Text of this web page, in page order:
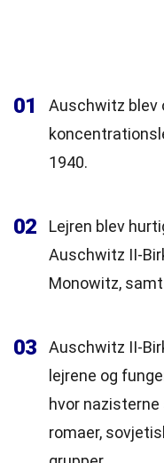
01
Auschwitz blev
1940.
02
Lejren blev
Auschwitz II-
Monowitz,
03
Auschwitz II-
lejrene og
hvor
romaer,